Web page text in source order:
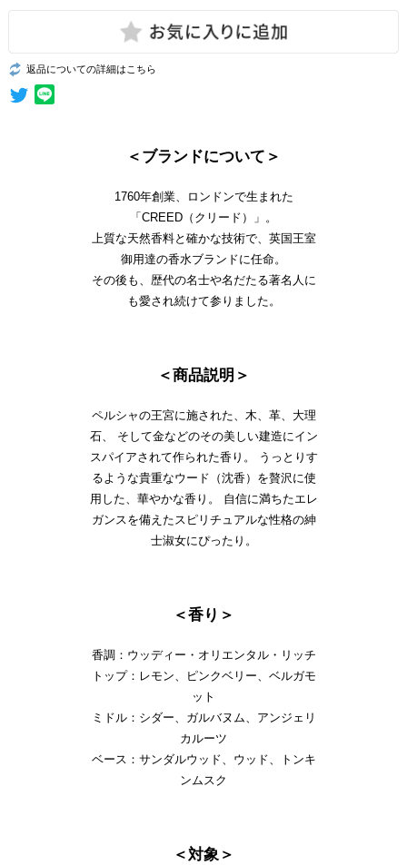
返品についての詳細はこちら
＜ブランドについて＞
1760年創業、ロンドンで生まれた
「CREED（クリード）」。
上質な天然香料と確かな技術で、英国王室
御用達の香水ブランドに任命。
その後も、歴代の名士や名だたる著名人に
も愛され続けて参りました。
＜商品説明＞
ペルシャの王宮に施された、木、革、大理
石、 そして金などのその美しい建造にイン
スパイアされて作られた香り。 うっとりす
るような貴重なウード（沈香）を贅沢に使
用した、華やかな香り。 自信に満ちたエレ
ガンスを備えたスピリチュアルな性格の紳
士淑女にぴったり。
＜香り＞
香調：ウッディー・オリエンタル・リッチ
トップ：レモン、ピンクベリー、ベルガモ
ット
ミドル：シダー、ガルバヌム、アンジェリ
カルーツ
ベース：サンダルウッド、ウッド、トンキ
ンムスク
＜対象＞